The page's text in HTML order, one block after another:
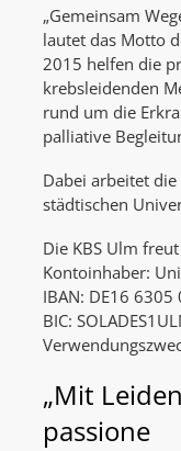
„Gemeinsam
lautet das Motto
2015 helfen die
krebsleidenden
rund um die
palliative
Dabei arbeitet die
städtischen
Die KBS Ulm
Kontoinhaber:
IBAN: DE16
BIC:
„Mit
passione